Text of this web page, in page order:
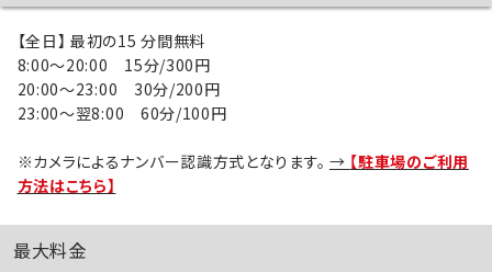
【全日】 最初の15 分間無料
8:00～20:00 15分/300円
20:00～23:00 30分/200円
23:00～翌8:00 60分/100円
※カメラによるナンバー認識方式となります。 → 【駐車場のご利用
方法はこちら】
最大料金